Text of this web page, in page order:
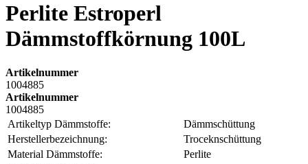
Perlite Estroperl
Dämmstoffkörnung 100L
Artikelnummer
1004885
Artikelnummer
1004885
Artikeltyp Dämmstoffe:
Dämmschüttung
Herstellerbezeichnung:
Troceknschüttung
Material Dämmstoffe:
Perlite